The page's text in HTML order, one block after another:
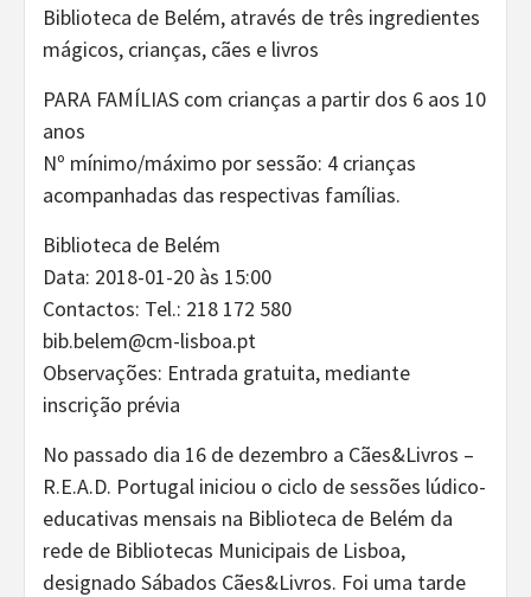
Biblioteca de Belém, através de três ingredientes
mágicos, crianças, cães e livros
PARA FAMÍLIAS com crianças a partir dos 6 aos 10
anos
Nº mínimo/máximo por sessão: 4 crianças
acompanhadas das respectivas famílias.
Biblioteca de Belém
Data: 2018-01-20 às 15:00
Contactos: Tel.: 218 172 580
bib.belem@cm-lisboa.pt
Observações: Entrada gratuita, mediante
inscrição prévia
No passado dia 16 de dezembro a Cães&Livros –
R.E.A.D. Portugal iniciou o ciclo de sessões lúdico-
educativas mensais na Biblioteca de Belém da
rede de Bibliotecas Municipais de Lisboa,
designado Sábados Cães&Livros. Foi uma tarde